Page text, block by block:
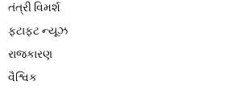
તંત્રી વિમર્શ
ફટાફટ ન્યૂઝ
રાજકારણ
વૈશ્વિક